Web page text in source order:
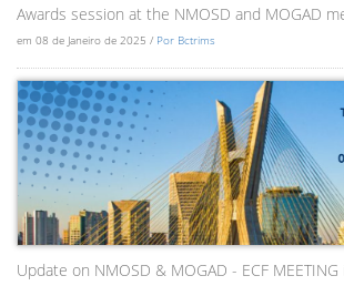
Awards session at the NMOSD and MOGAD
em 08 de Janeiro de 2025 / Por Bctrims
Update on NMOSD & MOGAD - ECF MEETING